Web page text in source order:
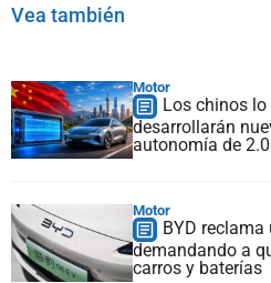
Vea también
Motor
Los chinos lo
desarrollarán
autonomía de
Motor
BYD
demandando a
carros y baterías